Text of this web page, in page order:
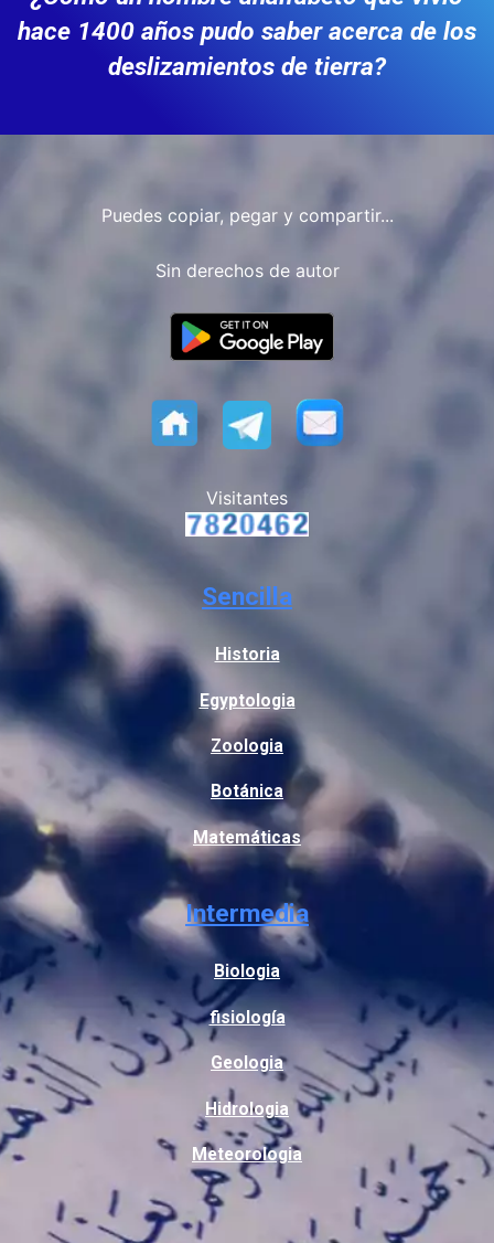
hace 1400 años pudo saber acerca de los
deslizamientos de tierra?
Puedes copiar, pegar y compartir...
Sin derechos de autor
Visitantes
Sencilla
Historia
Egyptologia
Zoologia
Botánica
Matemáticas
Intermedia
Biologia
fisiología
Geologia
Hidrologia
Meteorologia